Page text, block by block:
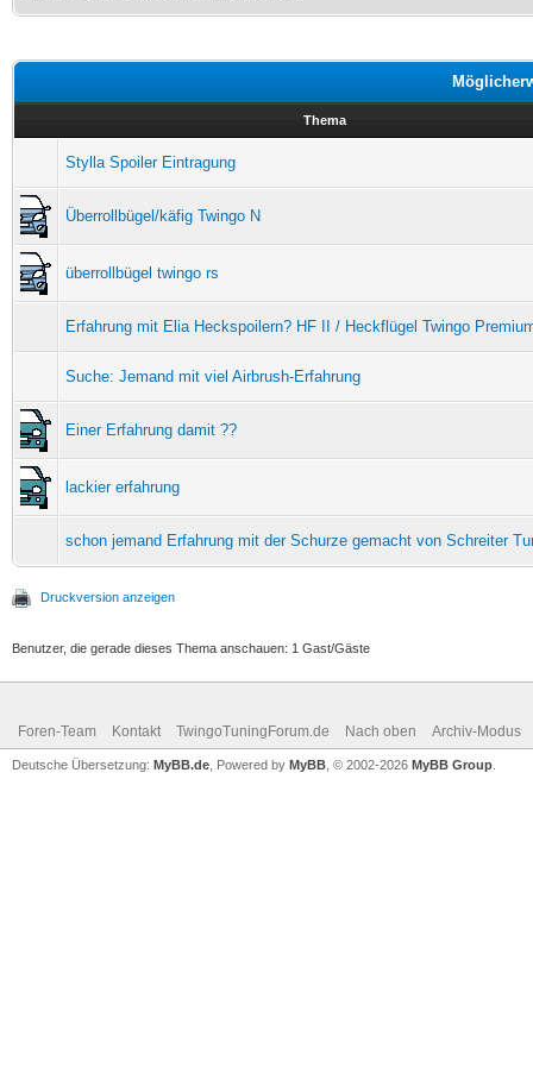
Thema
Stylla Spoiler Eintragung
Überrollbügel/käfig Twingo N
überrollbügel twingo rs
Erfahrung mit Elia Heckspoilern? HF II / Heckflügel Twingo
Suche: Jemand mit viel Airbrush-Erfahrung
Einer Erfahrung damit ??
lackier erfahrung
schon jemand Erfahrung mit der Schurze gemacht von Schreiter
Druckversion anzeigen
Benutzer, die gerade dieses Thema anschauen: 1 Gast/Gäste
Foren-Team Kontakt TwingoTuningForum.de Nach oben Archiv-Modus
Deutsche Übersetzung: MyBB.de , Powered by MyBB , © 2002-2026 MyBB Group